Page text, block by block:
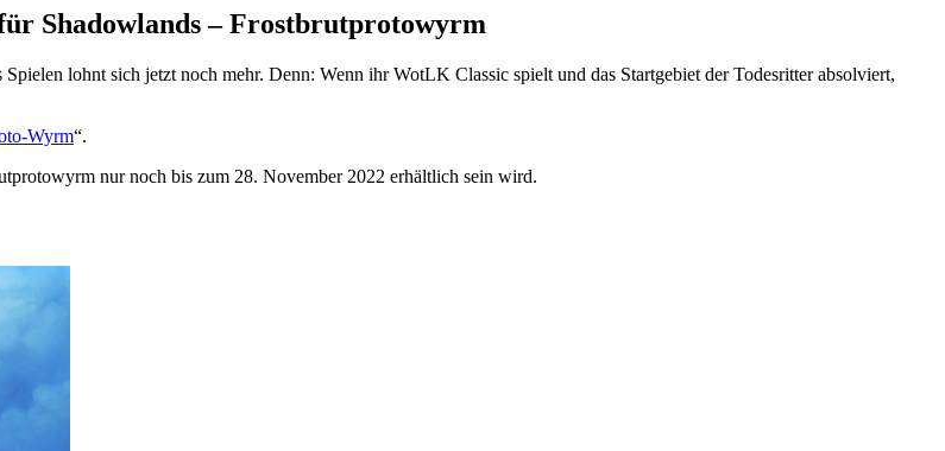
Shadowlands – Frostbrutprotowyrm
Spielen lohnt sich jetzt noch mehr. Denn: Wenn ihr WotLK Classic spielt und das Startgebiet der Todesritter absolviert,
Wyrm“.
nur noch bis zum 28. November 2022 erhältlich sein wird.